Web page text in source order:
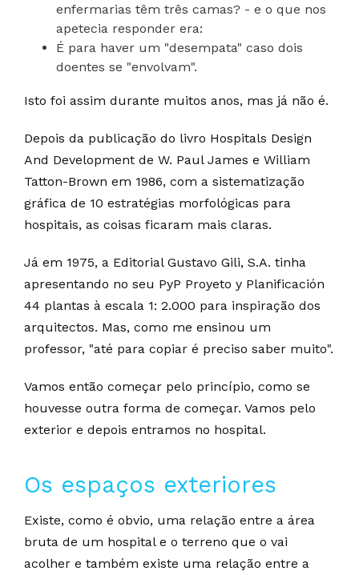
enfermarias têm três camas? - e o que nos
apetecia responder era:
É para haver um "desempata" caso dois
doentes se "envolvam".
Isto foi assim durante muitos anos, mas já não é.
Depois da publicação do livro Hospitals Design
And Development de W. Paul James e William
Tatton-Brown em 1986, com a sistematização
gráfica de 10 estratégias morfológicas para
hospitais, as coisas ficaram mais claras.
Já em 1975, a Editorial Gustavo Gili, S.A. tinha
apresentando no seu PyP Proyeto y Planificación
44 plantas à escala 1: 2.000 para inspiração dos
arquitectos. Mas, como me ensinou um
professor, "até para copiar é preciso saber muito".
Vamos então começar pelo princípio, como se
houvesse outra forma de começar. Vamos pelo
exterior e depois entramos no hospital.
Os espaços exteriores
Existe, como é obvio, uma relação entre a área
bruta de um hospital e o terreno que o vai
acolher e também existe uma relação entre a